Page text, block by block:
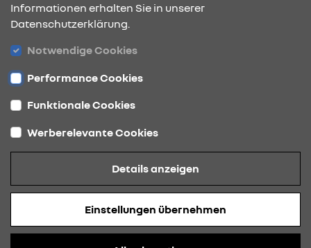
Impressum
Informationen erhalten Sie in unserer
Datenschutzerklärung.
Notwendige Cookies
Performance Cookies
Funktionale Cookies
Werberelevante Cookies
Details anzeigen
Einstellungen übernehmen